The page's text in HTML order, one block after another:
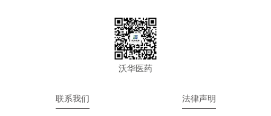
沃华医药
联系我们 法律声明